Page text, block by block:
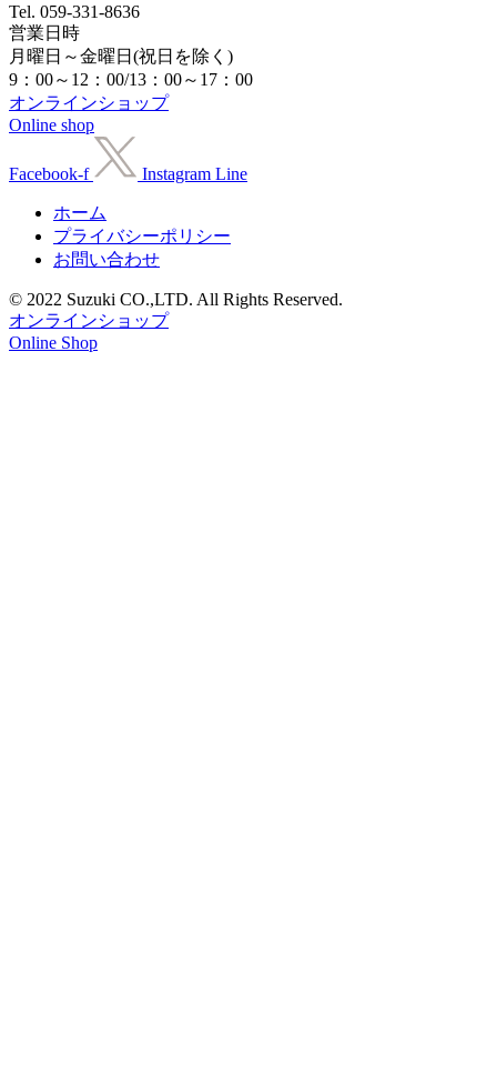
Tel. 059-331-8636
営業日時
月曜日～金曜日(祝日を除く)
9：00～12：00/13：00～17：00
オンラインショップ
Online shop
Facebook-f Instagram Line
ホーム
プライバシーポリシー
お問い合わせ
© 2022 Suzuki CO.,LTD. All Rights Reserved.
オンラインショップ
Online Shop